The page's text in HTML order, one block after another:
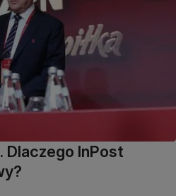
Dlaczego InPost